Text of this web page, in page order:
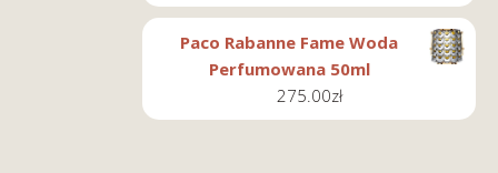
Paco Rabanne Fame Woda
Perfumowana 50ml
275.00zł